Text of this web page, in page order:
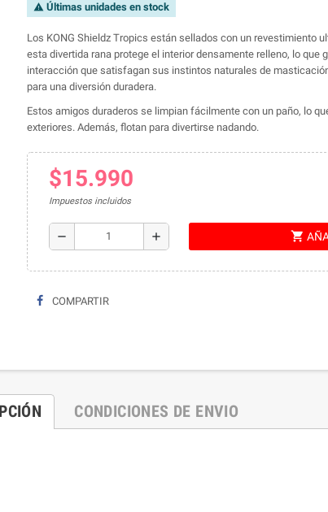
warning Últimas unidades en stock
Los KONG Shieldz Tropics están sellados con un revestimiento
esta divertida rana protege el interior densamente relleno, lo que
interacción que satisfagan sus instintos naturales de
para una diversión duradera.
Estos amigos duraderos se limpian fácilmente con un paño, lo
exteriores. Además, flotan para divertirse nadando.
$15.990
Impuestos incluidos
remove add shopping_cart
COMPARTIR
CONDICIONES DE ENVIO